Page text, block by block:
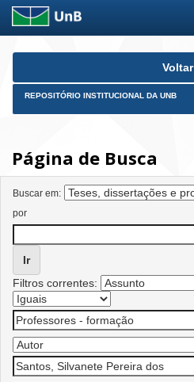
Skip
Voltar
REPOSITÓRIO INSTITUCIONAL DA UNB
Página de Busca
Buscar em:
por
Filtros correntes: